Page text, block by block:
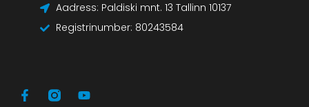
Aadress: Paldiski mnt. 13 Tallinn 10137
Registrinumber: 80243584